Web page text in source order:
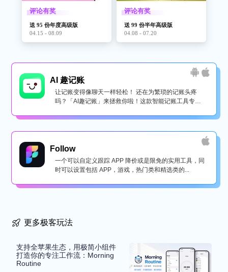
评论有奖
送 95 份年度高级版
04.15 - 08.09
评论有奖
送 99 份半年高级版
04.08 - 07.20
AI 趣记账
让记账变得像聊天一样轻松！ 还在为繁琐的记账头疼
吗？「AI趣记账」来拯救你啦！这款智能记账工具专为
Follow
一个可以自定义跟踪 APP 降价或是限免的实用工具，同
时可以设置包括 APP，游戏，热门类和精选类的...
更多极客玩法
支持全苹果生态，用极简小组件
打造你的专注工作流：Morning
Routine